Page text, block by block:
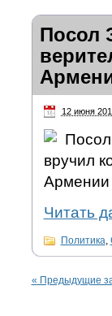
Посол
12 июня
вручил
Армении
Читать
Политика,
« Предыдущие